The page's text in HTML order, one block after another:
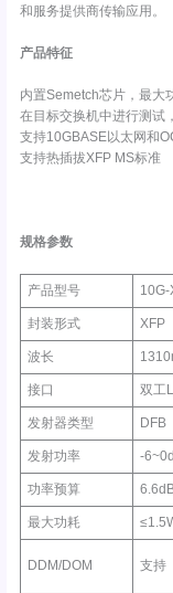
和服务提供商传输应用。
产品特征
内置Semetch芯片，最大
在目标交换机中进行测试
支持10GBASE以太网和
支持热插拔XFP MS标准
规格参数
产品型号 10G-
封装形式 XFP
波长
接口 双工
发射器类型 DFB
发射功率 -
功率预算
最大功耗
DDM/DOM 支持